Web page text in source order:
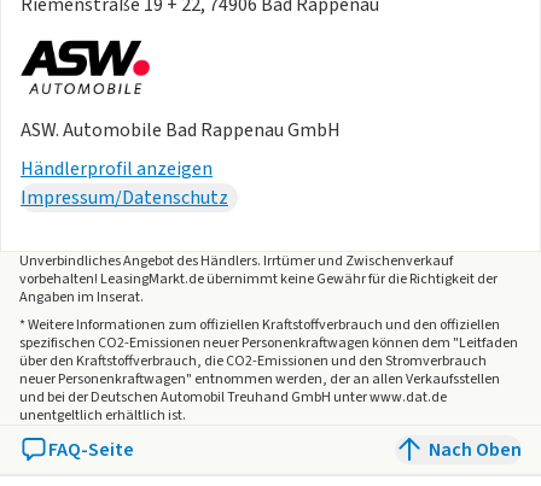
- Design-Paket Black Style
- Fensterzierleisten schwarz
- Raucher-Paket
Angaben zum Hersteller: Volkswagen AG, Volkswagen,
Berliner Ring 2, 38440 Wolfsburg, Deutschland,
Die angegebenen Verbrauchsangaben beziehen sich auf
WLTP-Werte. Zwischenverkauf und Irrtümer für dieses
Angebot sind ausdrücklich vorbehalten. Ausschlaggebend
sind einzig und allein die Vereinbarungen in der
Auftragsbestätigung oder im Kaufvertrag. Den genauen
Ausstattungsumfang, die genauen Kilometer und den
Verkaufspreis erhalten Sie von unserem Verkaufspersonal.
ASW. Automobile Bad Rappenau GmbH
Händlerprofil anzeigen
Impressum/Datenschutz
Unverbindliches Angebot desHändlers. Irrtümer und Zwischenverkauf
vorbehalten! LeasingMarkt.de übernimmt keine Gewähr für die Richtigkeit der
Angaben im Inserat.
* Weitere Informationen zum offiziellen Kraftstoffverbrauch und den offiziellen
spezifischen CO2-Emissionen neuer Personenkraftwagen können dem "Leitfaden
über den Kraftstoffverbrauch, die CO2-Emissionen und den Stromverbrauch
neuer Personenkraftwagen" entnommen werden, der an allen Verkaufsstellen
und bei der Deutschen Automobil Treuhand GmbH unter www.dat.de
unentgeltlich erhältlich ist.
FAQ-Seite Nach Oben